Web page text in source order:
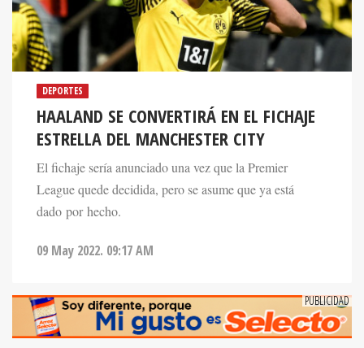
DEPORTES
HAALAND SE CONVERTIRÁ EN EL FICHAJE
ESTRELLA DEL MANCHESTER CITY
El fichaje sería anunciado una vez que la Premier
League quede decidida, pero se asume que ya está
dado por hecho.
09 May 2022. 09:17 AM